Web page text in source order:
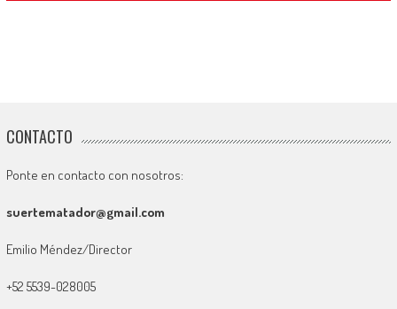
CONTACTO
Ponte en contacto con nosotros:
suertematador@gmail.com
Emilio Méndez/Director
+52 5539-028005